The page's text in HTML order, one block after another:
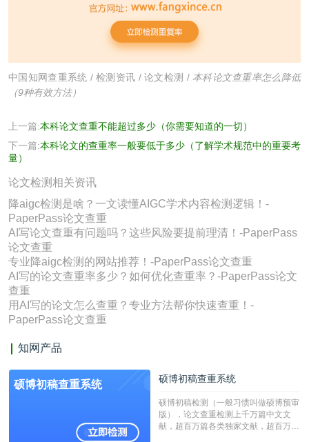
中国知网查重系统 /检测资讯 / 论文检测 / 本科论文查重率怎么降低
（9种有效方法）
上一篇:本科论文查重不能超过多少（你需要知道的一切）
下一篇:本科论文的查重率一般要低于多少（了解学术规范中的重要考
量）
论文检测相关资讯
降aigc检测是啥？一文读懂AIGC学术内容检测逻辑！-
PaperPass论文查重
AI写论文查重有问题吗？这些风险要提前理清！-PaperPass
论文查重
专业降aigc检测的网站推荐！-PaperPass论文查重
AI写的论文查重率多少？如何优化查重率？-PaperPass论文
查重
用AI写的论文怎么查重？专业方法帮你快速查重！-
PaperPass论文查重
知网产品
硕博初稿查重系统 硕博初稿查重系统
硕博初稿检测（一般习惯叫做硕博预审
版），论文查重检测上千万篇中文文
献，超百万篇各类独家文献，超百万港